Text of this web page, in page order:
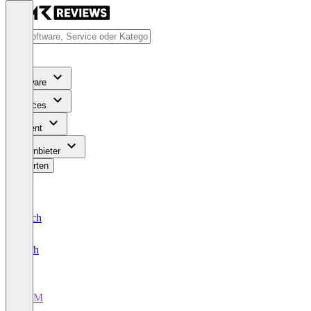
Software
Services
Content
Für Anbieter
Bewerten
Deutsch
English
CRM